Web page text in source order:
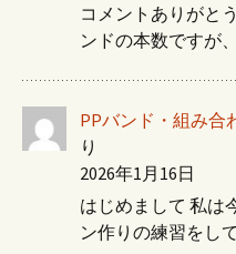
コメントありがと
ンドの本数です
PPバンド・組み合
り
2026年1月16日
はじめまして 私は
ン作りの練習をし